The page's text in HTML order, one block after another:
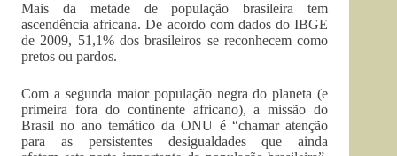
Mais da metade de população brasileira tem
ascendência africana. De acordo com dados do IBGE
de 2009, 51,1% dos brasileiros se reconhecem como
pretos ou pardos.
Com a segunda maior população negra do planeta (e
primeira fora do continente africano), a missão do
Brasil no ano temático da ONU é “chamar atenção
para as persistentes desigualdades que ainda